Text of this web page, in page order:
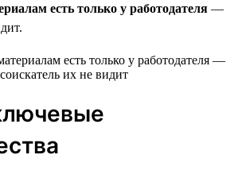
есть только у работодателя —